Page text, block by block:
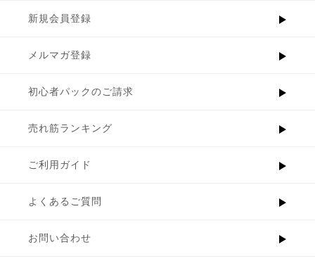
新規会員登録
メルマガ登録
初心者パックのご請求
売れ筋ランキング
ご利用ガイド
よくあるご質問
お問い合わせ